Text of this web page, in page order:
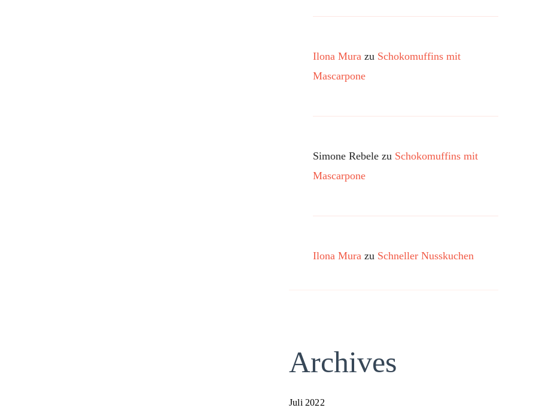
Ilona Mura zu Schokomuffins mit
Mascarpone
Simone Rebele zu Schokomuffins mit
Mascarpone
Ilona Mura zu Schneller Nusskuchen
Archives
Juli 2022